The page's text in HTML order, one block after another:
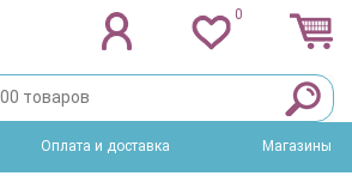
0
Оплата и доставка Магазины